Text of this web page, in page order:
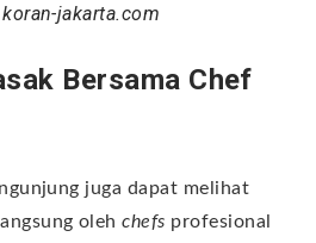
jakarta.com
Bersama Chef
juga dapat melihat
olehchefs profesional